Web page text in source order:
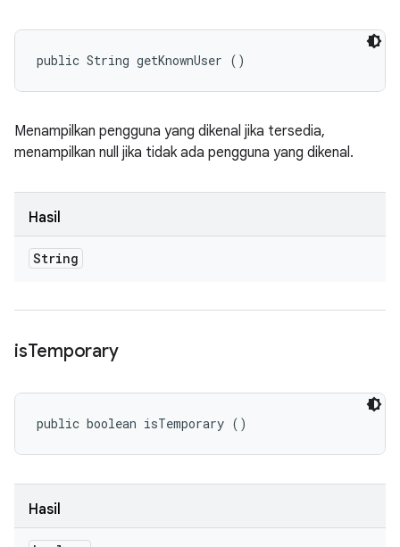
public String getKnownUser ()
Menampilkan pengguna yang dikenal jika tersedia,
menampilkan null jika tidak ada pengguna yang dikenal.
Hasil
String
isTemporary
public boolean isTemporary ()
Hasil